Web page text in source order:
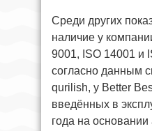
Среди других
наличие у
9001, ISO 14001 и
согласно данным
qurilish, у Better
введённых в
года на основании